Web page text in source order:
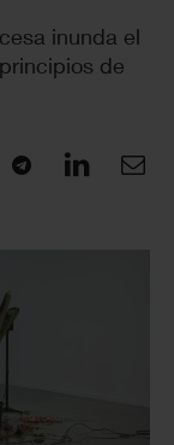
inunda el
de